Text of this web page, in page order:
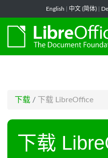
English 中文 (简体)
下载 / 下载 LibreOffice
下载